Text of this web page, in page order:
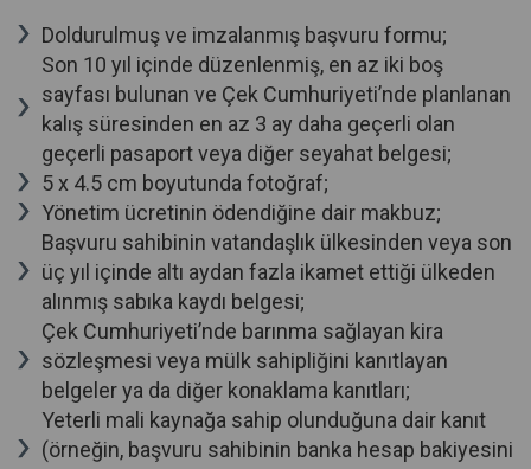
Doldurulmuş ve imzalanmış başvuru formu;
Son 10 yıl içinde düzenlenmiş, en az iki boş
sayfası bulunan ve Çek Cumhuriyeti’nde planlanan
kalış süresinden en az 3 ay daha geçerli olan
geçerli pasaport veya diğer seyahat belgesi;
5 x 4.5 cm boyutunda fotoğraf;
Yönetim ücretinin ödendiğine dair makbuz;
Başvuru sahibinin vatandaşlık ülkesinden veya son
üç yıl içinde altı aydan fazla ikamet ettiği ülkeden
alınmış sabıka kaydı belgesi;
Çek Cumhuriyeti’nde barınma sağlayan kira
sözleşmesi veya mülk sahipliğini kanıtlayan
belgeler ya da diğer konaklama kanıtları;
Yeterli mali kaynağa sahip olunduğuna dair kanıt
(örneğin, başvuru sahibinin banka hesap bakiyesini